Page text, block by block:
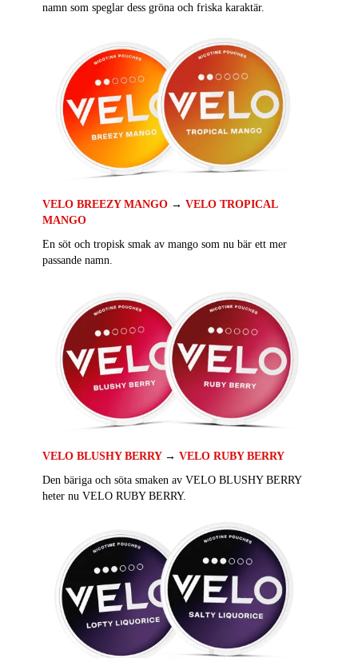
namn som speglar dess gröna och friska karaktär.
VELO BREEZY MANGO→ VELO TROPICAL
MANGO
En söt och tropisk smak av mango som nu bär ett mer
passande namn.
VELO BLUSHY BERRY→ VELO RUBY BERRY
Den bäriga och söta smaken av VELO BLUSHY BERRY
heter nu VELO RUBY BERRY.